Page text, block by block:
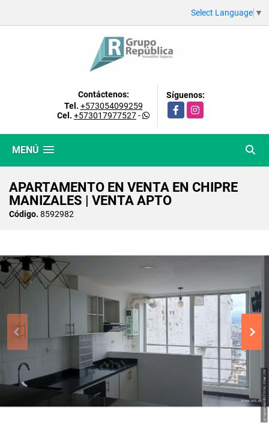
Select Language ▼
Contáctenos:
Tel. +573054099259
Cel. +573017977527-
Síguenos:
FacebookInstagram
MENÚ
APARTAMENTO EN VENTA EN CHIPRE
MANIZALES | VENTA APTO
Código. 8592982